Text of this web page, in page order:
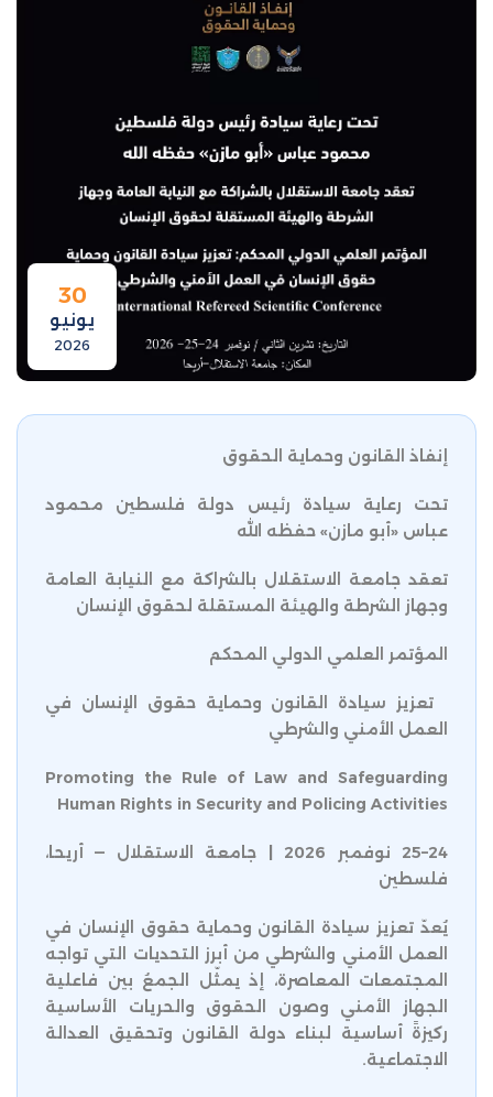
30
يونيو
2026
إنفاذ القانون وحماية الحقوق
تحت رعاية سيادة رئيس دولة فلسطين محمود
عباس «أبو مازن» حفظه الله
تعقد جامعة الاستقلال بالشراكة مع النيابة العامة
وجهاز الشرطة والهيئة المستقلة لحقوق الإنسان
المؤتمر العلمي الدولي المحكم
تعزيز سيادة القانون وحماية حقوق الإنسان في
العمل الأمني والشرطي
Promoting the Rule of Law and Safeguarding
Human Rights in Security and Policing Activities
24–25 نوفمبر 2026 | جامعة الاستقلال — أريحا،
فلسطين
يُعدّ تعزيز سيادة القانون وحماية حقوق الإنسان في
العمل الأمني والشرطي من أبرز التحديات التي تواجه
المجتمعات المعاصرة، إذ يمثّل الجمعُ بين فاعلية
الجهاز الأمني وصون الحقوق والحريات الأساسية
ركيزةً أساسية لبناء دولة القانون وتحقيق العدالة
الاجتماعية.